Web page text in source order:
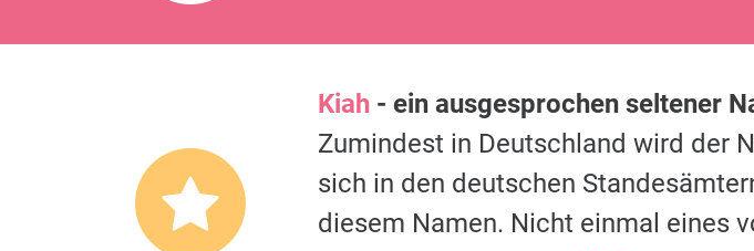
Kiah - ein ausgesprochen seltener
Zumindest in Deutschland wird der
sich in den deutschen
diesem Namen. Nicht einmal eines